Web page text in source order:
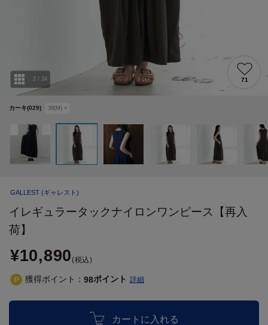
カーキ(029) 38(M) ×
2 / 24 71
GALLEST (ギャレスト)
イレギュラータックナイロンワンピース【再入
荷】
¥10,890(税込)
獲得ポイント： 98ポイント 詳細
カートに入れる